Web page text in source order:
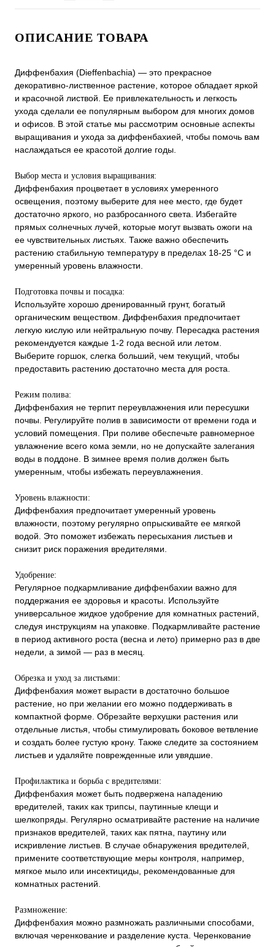
ОПИСАНИЕ ТОВАРА
Диффенбахия (Dieffenbachia) — это прекрасное
декоративно-лиственное растение, которое обладает яркой
и красочной листвой. Ее привлекательность и легкость
ухода сделали ее популярным выбором для многих домов
и офисов. В этой статье мы рассмотрим основные аспекты
выращивания и ухода за диффенбахией, чтобы помочь вам
наслаждаться ее красотой долгие годы.
Выбор места и условия выращивания:
Диффенбахия процветает в условиях умеренного
освещения, поэтому выберите для нее место, где будет
достаточно яркого, но разбросанного света. Избегайте
прямых солнечных лучей, которые могут вызвать ожоги на
ее чувствительных листьях. Также важно обеспечить
растению стабильную температуру в пределах 18-25 °C и
умеренный уровень влажности.
Подготовка почвы и посадка:
Используйте хорошо дренированный грунт, богатый
органическим веществом. Диффенбахия предпочитает
легкую кислую или нейтральную почву. Пересадка растения
рекомендуется каждые 1-2 года весной или летом.
Выберите горшок, слегка больший, чем текущий, чтобы
предоставить растению достаточно места для роста.
Режим полива:
Диффенбахия не терпит переувлажнения или пересушки
почвы. Регулируйте полив в зависимости от времени года и
условий помещения. При поливе обеспечьте равномерное
увлажнение всего кома земли, но не допускайте залегания
воды в поддоне. В зимнее время полив должен быть
умеренным, чтобы избежать переувлажнения.
Уровень влажности:
Диффенбахия предпочитает умеренный уровень
влажности, поэтому регулярно опрыскивайте ее мягкой
водой. Это поможет избежать пересыхания листьев и
снизит риск поражения вредителями.
Удобрение:
Регулярное подкармливание диффенбахии важно для
поддержания ее здоровья и красоты. Используйте
универсальное жидкое удобрение для комнатных растений,
следуя инструкциям на упаковке. Подкармливайте растение
в период активного роста (весна и лето) примерно раз в две
недели, а зимой — раз в месяц.
Обрезка и уход за листьями:
Диффенбахия может вырасти в достаточно большое
растение, но при желании его можно поддерживать в
компактной форме. Обрезайте верхушки растения или
отдельные листья, чтобы стимулировать боковое ветвление
и создать более густую крону. Также следите за состоянием
листьев и удаляйте поврежденные или увядшие.
Профилактика и борьба с вредителями:
Диффенбахия может быть подвержена нападению
вредителей, таких как трипсы, паутинные клещи и
шелкопряды. Регулярно осматривайте растение на наличие
признаков вредителей, таких как пятна, паутину или
искривление листьев. В случае обнаружения вредителей,
примените соответствующие меры контроля, например,
мягкое мыло или инсектициды, рекомендованные для
комнатных растений.
Размножение:
Диффенбахия можно размножать различными способами,
включая черенкование и разделение куста. Черенкование